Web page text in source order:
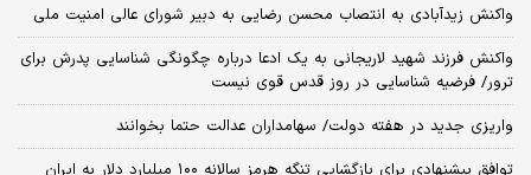
واکنش زیدآبادی به انتصاب محسن رضایی به دبیر شورای عالی امنیت ملی
واکنش فرزند شهید لاریجانی به یک ادعا درباره چگونگی شناسایی پدرش برای
ترور/ فرضیه شناسایی در روز قدس قوی نیست
واریزی جدید در هفته دولت/ سهامداران عدالت حتما بخوانند
توافق پیشنهادی برای بازگشایی تنگه هرمز سالانه ۱۰۰ میلیارد دلار به ایران